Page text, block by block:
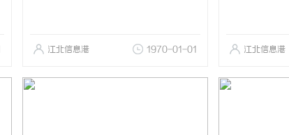
江北信息港 1970-01-01 江北信息港